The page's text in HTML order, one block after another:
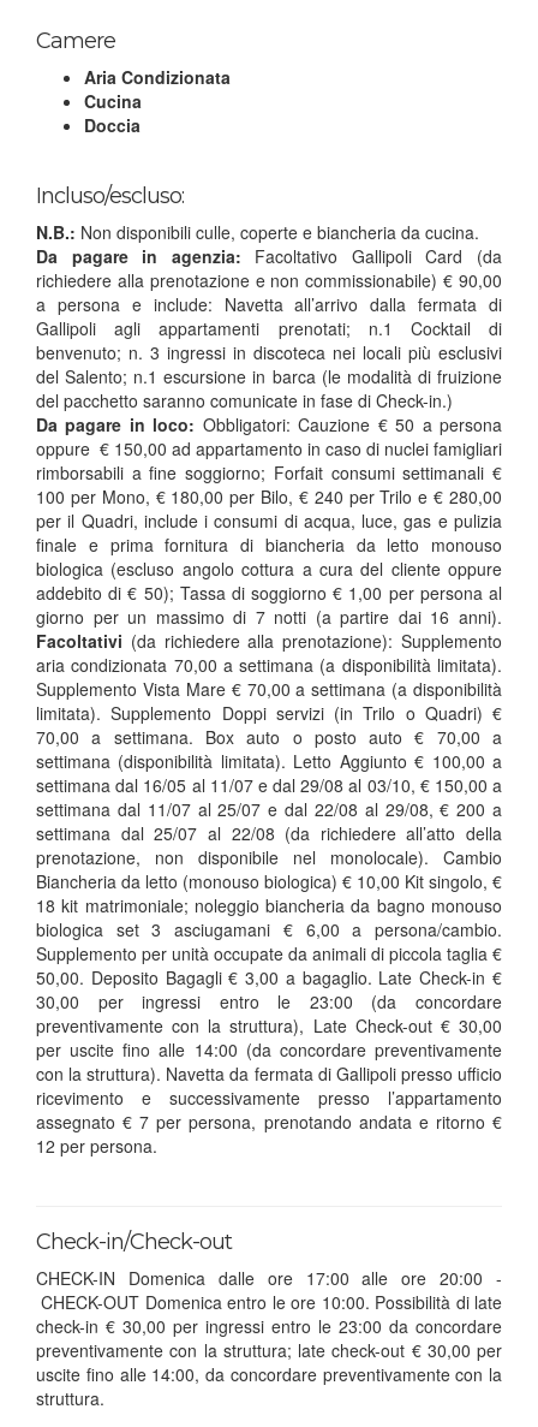
Camere
Aria Condizionata
Cucina
Doccia
Incluso/escluso:
N.B.: Non disponibili culle, coperte e biancheria da cucina.
Da pagare in agenzia: Facoltativo Gallipoli Card (da
richiedere alla prenotazione e non commissionabile) € 90,00
a persona e include: Navetta all’arrivo dalla fermata di
Gallipoli agli appartamenti prenotati; n.1 Cocktail di
benvenuto; n. 3 ingressi in discoteca nei locali più esclusivi
del Salento; n.1 escursione in barca (le modalità di fruizione
del pacchetto saranno comunicate in fase di Check-in.)
Da pagare in loco: Obbligatori: Cauzione € 50 a persona
oppure € 150,00 ad appartamento in caso di nuclei famigliari
rimborsabili a fine soggiorno; Forfait consumi settimanali €
100 per Mono, € 180,00 per Bilo, € 240 per Trilo e € 280,00
per il Quadri, include i consumi di acqua, luce, gas e pulizia
finale e prima fornitura di biancheria da letto monouso
biologica (escluso angolo cottura a cura del cliente oppure
addebito di € 50); Tassa di soggiorno € 1,00 per persona al
giorno per un massimo di 7 notti (a partire dai 16 anni).
Facoltativi (da richiedere alla prenotazione): Supplemento
aria condizionata 70,00 a settimana (a disponibilità limitata).
Supplemento Vista Mare € 70,00 a settimana (a disponibilità
limitata). Supplemento Doppi servizi (in Trilo o Quadri) €
70,00 a settimana. Box auto o posto auto € 70,00 a
settimana (disponibilità limitata). Letto Aggiunto € 100,00 a
settimana dal 16/05 al 11/07 e dal 29/08 al 03/10, € 150,00 a
settimana dal 11/07 al 25/07 e dal 22/08 al 29/08, € 200 a
settimana dal 25/07 al 22/08 (da richiedere all’atto della
prenotazione, non disponibile nel monolocale). Cambio
Biancheria da letto (monouso biologica) € 10,00 Kit singolo, €
18 kit matrimoniale; noleggio biancheria da bagno monouso
biologica set 3 asciugamani € 6,00 a persona/cambio.
Supplemento per unità occupate da animali di piccola taglia €
50,00. Deposito Bagagli € 3,00 a bagaglio. Late Check-in €
30,00 per ingressi entro le 23:00 (da concordare
preventivamente con la struttura), Late Check-out € 30,00
per uscite fino alle 14:00 (da concordare preventivamente
con la struttura). Navetta da fermata di Gallipoli presso ufficio
ricevimento e successivamente presso l’appartamento
assegnato € 7 per persona, prenotando andata e ritorno €
12 per persona.
Check-in/Check-out
CHECK-IN Domenica dalle ore 17:00 alle ore 20:00 -
CHECK-OUT Domenica entro le ore 10:00. Possibilità di late
check-in € 30,00 per ingressi entro le 23:00 da concordare
preventivamente con la struttura; late check-out € 30,00 per
uscite fino alle 14:00, da concordare preventivamente con la
struttura.